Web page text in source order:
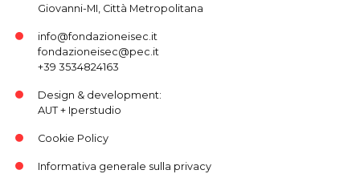
Giovanni-MI, Città Metropolitana
info@fondazioneisec.it
fondazioneisec@pec.it
+39 3534824163
Design & development:
AUT+ Iperstudio
Cookie Policy
Informativa generale sulla privacy